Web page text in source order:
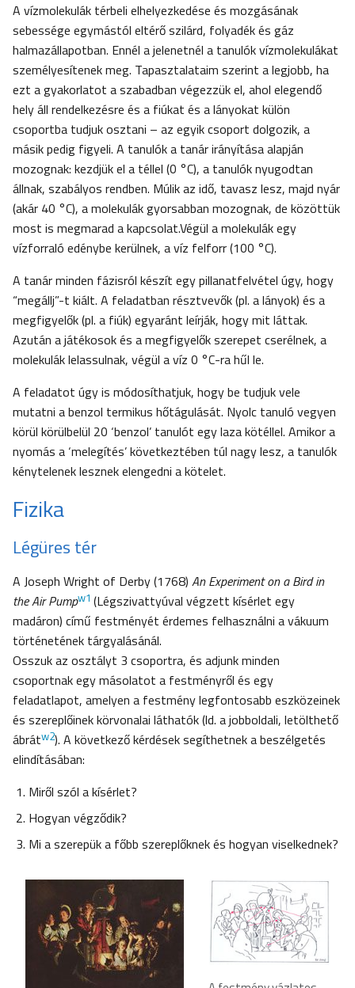
A vízmolekulák térbeli elhelyezkedése és mozgásának
sebessége egymástól eltérő szilárd, folyadék és gáz
halmazállapotban. Ennél a jelenetnél a tanulók vízmolekulákat
személyesítenek meg. Tapasztalataim szerint a legjobb, ha
ezt a gyakorlatot a szabadban végezzük el, ahol elegendő
hely áll rendelkezésre és a fiúkat és a lányokat külön
csoportba tudjuk osztani – az egyik csoport dolgozik, a
másik pedig figyeli. A tanulók a tanár irányítása alapján
mozognak: kezdjük el a téllel (0 °C), a tanulók nyugodtan
állnak, szabályos rendben. Múlik az idő, tavasz lesz, majd nyár
(akár 40 °C), a molekulák gyorsabban mozognak, de közöttük
most is megmarad a kapcsolat.Végül a molekulák egy
vízforraló edénybe kerülnek, a víz felforr (100 °C).
A tanár minden fázisról készít egy pillanatfelvétel úgy, hogy
“megállj”-t kiált. A feladatban résztvevők (pl. a lányok) és a
megfigyelők (pl. a fiúk) egyaránt leírják, hogy mit láttak.
Azután a játékosok és a megfigyelők szerepet cserélnek, a
molekulák lelassulnak, végül a víz 0 °C-ra hűl le.
A feladatot úgy is módosíthatjuk, hogy be tudjuk vele
mutatni a benzol termikus hőtágulását. Nyolc tanuló vegyen
körül körülbelül 20 ‘benzol’ tanulót egy laza kötéllel. Amikor a
nyomás a ‘melegítés’ következtében túl nagy lesz, a tanulók
kénytelenek lesznek elengedni a kötelet.
Fizika
Légüres tér
A Joseph Wright of Derby (1768) An Experiment on a Bird in
the Air Pumpw1 (Légszivattyúval végzett kísérlet egy
madáron) című festményét érdemes felhasználni a vákuum
történetének tárgyalásánál.
Osszuk az osztályt 3 csoportra, és adjunk minden
csoportnak egy másolatot a festményről és egy
feladatlapot, amelyen a festmény legfontosabb eszközeinek
és szereplőinek körvonalai láthatók (ld. a jobboldali, letölthető
ábrátw2). A következő kérdések segíthetnek a beszélgetés
elindításában:
Miről szól a kísérlet?
Hogyan végződik?
Mi a szerepük a főbb szereplőknek és hogyan viselkednek?